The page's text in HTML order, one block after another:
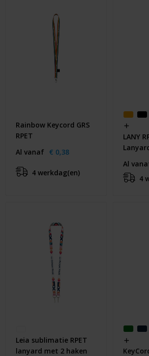
Huis & Lifestyle
Outdoor & Vrije Tijd
Auto & Veiligheid
Cadeaubonnen
Rainbow Keycord GRS
RPET
Al vanaf € 0,38
4 werkdag(en)
LANY
Al
4
Leia sublimatie RPET
lanyard met 2 haken